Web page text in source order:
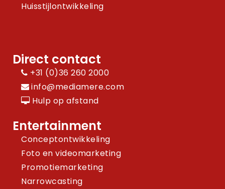
Huisstijlontwikkeling
Direct contact
+31 (0)36 260 2000
info@mediamere.com
Hulp op afstand
Entertainment
Conceptontwikkeling
Foto en videomarketing
Promotiemarketing
Narrowcasting